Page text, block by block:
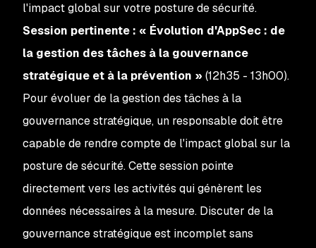
l'impact global sur votre posture de sécurité.
Session pertinente : « Évolution d'AppSec : de
la gestion des tâches à la gouvernance
stratégique et à la prévention » (12h35 - 13h00).
Pour évoluer de la gestion des tâches à la
gouvernance stratégique, un responsable doit être
capable de rendre compte de l'impact global sur la
posture de sécurité. Cette session pointe
directement vers les activités qui génèrent les
données nécessaires à la mesure. Discuter de la
gouvernance stratégique est incomplet sans